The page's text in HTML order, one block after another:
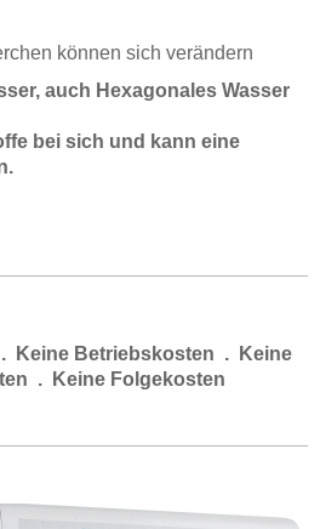
können sich verändern
auch Hexagonales Wasser
bei sich und kann eine
.
Keine Betriebskosten . Keine
. Keine Folgekosten